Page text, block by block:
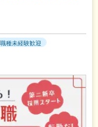
職種未経験歓迎